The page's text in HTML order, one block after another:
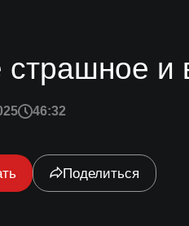
страшное и
46:32
Поделиться